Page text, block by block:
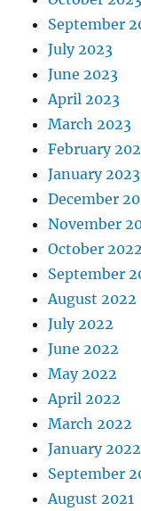
September
July 2023
June 2023
April 2023
March 2023
February
January 2023
December
November
October 2022
September
August 2022
July 2022
June 2022
May 2022
April 2022
March 2022
January 2022
September
August 2021